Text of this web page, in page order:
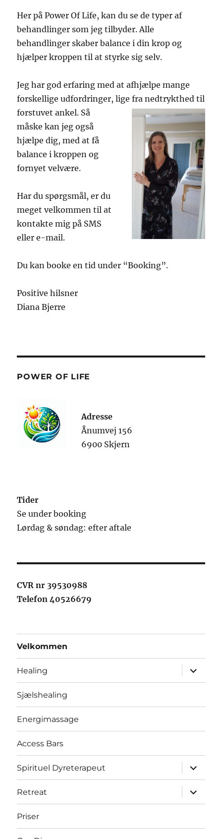
Her på Power Of Life, kan du se de typer af
behandlinger som jeg tilbyder. Alle
behandlinger skaber balance i din krop og
hjælper kroppen til at styrke sig selv.
Jeg har god erfaring med at afhjælpe mange
forskellige udfordringer, ligefra nedtrykthed til
forstuvet ankel. Så
måske kan jeg også
hjælpe dig, med at få
balance i kroppen og
fornyet velvære.
Har du spørgsmål, er du
meget velkommen til at
kontakte mig på SMS
eller e-mail.
Du kan booke en tid under “Booking”.
Positive hilsner
Diana Bjerre
POWER OF LIFE
Adresse
Ånumvej 156
6900 Skjern
Tider
Se under booking
Lørdag & søndag: efter aftale
CVR nr 39530988
Telefon 40526679
Velkommen
Healing
udvid
Sjælshealing
Energimassage
Access Bars
Spirituel Dyreterapeut
udvid
Retreat
udvid
Priser